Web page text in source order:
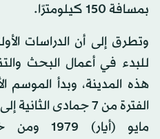
بمسافة 150 كيلومترًا.
وتطرق إلى أن الدراسات
للبدء في أعمال البحث
هذه المدينة، وبدأ الموسم
مايو